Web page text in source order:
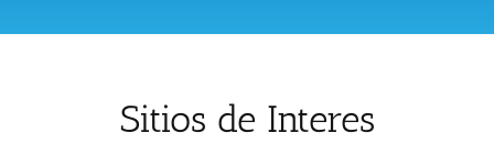
Sitios de Interes